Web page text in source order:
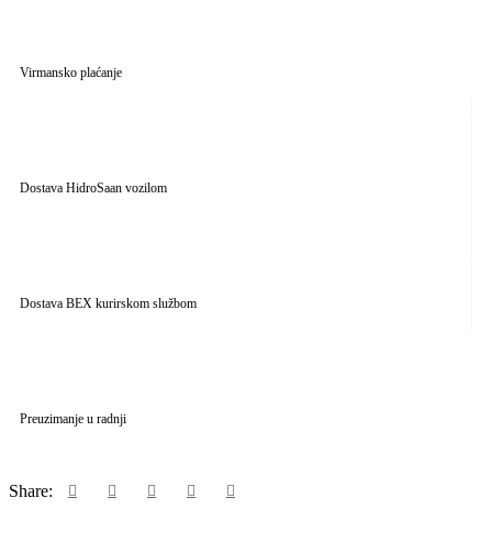
Virmansko plaćanje
Dostava HidroSaan vozilom
Dostava BEX kurirskom službom
Preuzimanje u radnji
Share: